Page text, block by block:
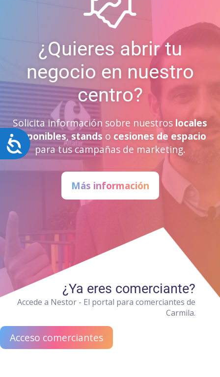
Accesibilidad
¿Quieres abrir tu
negocio en nuestro
centro?
Solicita información sobre nuestros locales
disponibles, stands o cesiones de espacio
para tus campañas de marketing.
Más información
¿Ya eres comerciante?
Accede a Nestor - El portal para comerciantes de
Carmila.
Acceso comerciantes